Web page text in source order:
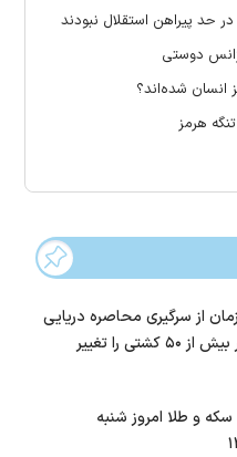
حد پیراهن استقلال نبودند
دوستی
شده‌اند؟
هرمز
از سرگیری محاصره دریایی
ایران، مسیر بیش از ۵۰ کشتی را تغییر
سکه و طلا امروز شنبه